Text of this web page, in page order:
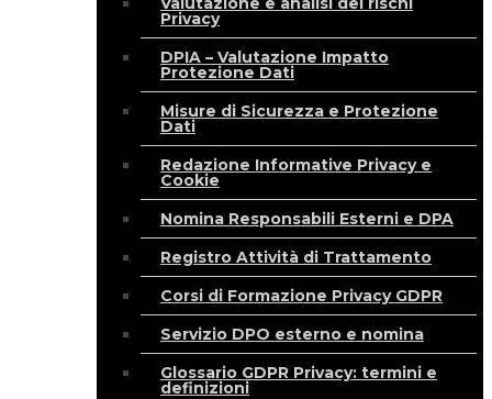
Privacy
DPIA – Valutazione Impatto
Protezione Dati
Misure di Sicurezza e Protezione
Dati
Redazione Informative Privacy e
Cookie
Nomina Responsabili Esterni e DPA
Registro Attività di Trattamento
Corsi di Formazione Privacy GDPR
Servizio DPO esterno e nomina
Glossario GDPR Privacy: termini e
definizioni